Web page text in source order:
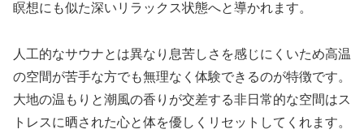
瞑想にも似た深いリラックス状態へと導かれます。
人工的なサウナとは異なり息苦しさを感じにくいため高温
の空間が苦手な方でも無理なく体験できるのが特徴です。
大地の温もりと潮風の香りが交差する非日常的な空間はス
トレスに晒された心と体を優しくリセットしてくれます。